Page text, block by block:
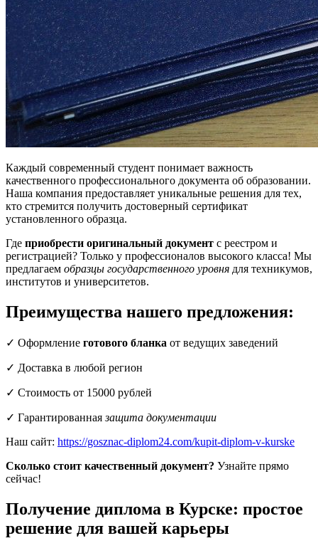
Каждый современный студент понимает важность
качественного профессионального документа об образовании.
Наша компания предоставляет уникальные решения для тех,
кто стремится получить достоверный сертификат
установленного образца.
Где приобрести оригинальный документ с реестром и
регистрацией? Только у профессионалов высокого класса! Мы
предлагаем образцы государственного уровня для техникумов,
институтов и университетов.
Преимущества нашего предложения:
✓ Оформление готового бланка от ведущих заведений
✓ Доставка в любой регион
✓ Стоимость от 15000 рублей
✓ Гарантированнаязащита документации
Наш сайт: https://gosznac-diplom24.com/kupit-diplom-v-kurske
Сколько стоит качественный документ? Узнайте прямо
сейчас!
Получение диплома в Курске: простое
решение для вашей карьеры